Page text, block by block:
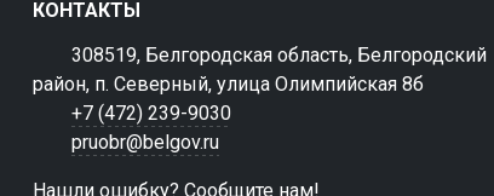
КОНТАКТЫ
308519, Белгородская область, Белгородский
район, п. Северный, улица Олимпийская 8б
+7 (472) 239-9030
pruobr@belgov.ru
Нашли ошибку? Сообщите нам!